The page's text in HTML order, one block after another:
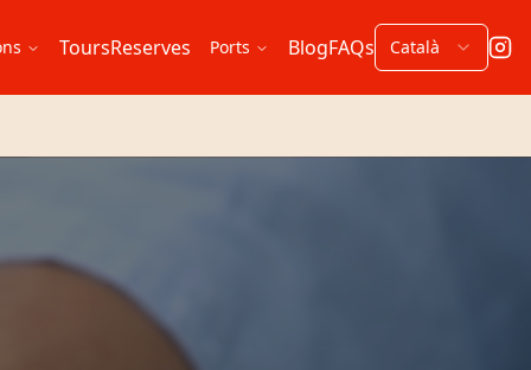
ToursReserves Ports BlogFAQs Català